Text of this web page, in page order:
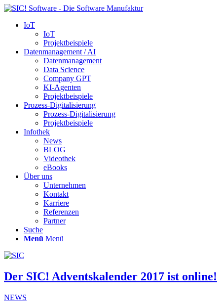
IoT
IoT
Projektbeispiele
Datenmanagement / AI
Datenmanagement
Data Science
Company GPT
KI-Agenten
Projektbeispiele
Prozess-Digitalisierung
Prozess-Digitalisierung
Projektbeispiele
Infothek
News
BLOG
Videothek
eBooks
Über uns
Unternehmen
Kontakt
Karriere
Referenzen
Partner
Suche
Menü Menü
Der SIC! Adventskalender 2017 ist online!
NEWS